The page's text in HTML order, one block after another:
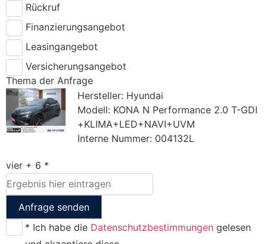
Rückruf
Finanzierungsangebot
Leasingangebot
Versicherungsangebot
Thema der Anfrage
Hersteller: Hyundai
Modell: KONA N Performance 2.0 T-GDI
+KLIMA+LED+NAVI+UVM
Interne Nummer: 004132L
vier + 6 *
Anfrage senden
* Ich habe die Datenschutzbestimmungen gelesen